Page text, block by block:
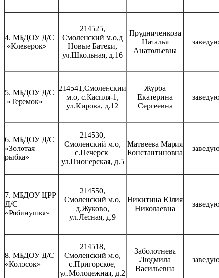
4. МБДОУ Д/С
«Клеверок»
214525,
Смоленский м.о,д
Новые Батеки,
ул.Школьная, д.16
Прудниченкова
Наталья
Анатольевна
5. МБДОУ Д/С
«Теремок»
214541,Смоленский
м.о, с.Каспля-1,
ул.Кирова, д.12
Журба
Екатерина
Сергеевна
6. МБДОУ Д/С
«Золотая
рыбка»
214530,
Смоленский м.о,
с.Печерск,
ул.Пионерская, д.5
Матвеева Мария
Константиновна
7. МБДОУ ЦРР
Д/С
«Рябинушка»
214550,
Смоленский м.о,
д.Жуково,
ул.Лесная, д.9
Никитина Юлия
Николаевна
8. МБДОУ Д/С
«Колосок»
214518,
Смоленский м.о,
с.Пригорское,
ул.Молодежная, д.2
Заболотнева
Людмила
Васильевна